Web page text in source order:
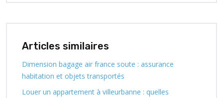
Articles similaires
Dimension bagage air france soute : assurance
habitation et objets transportés
Louer un appartement à villeurbanne : quelles